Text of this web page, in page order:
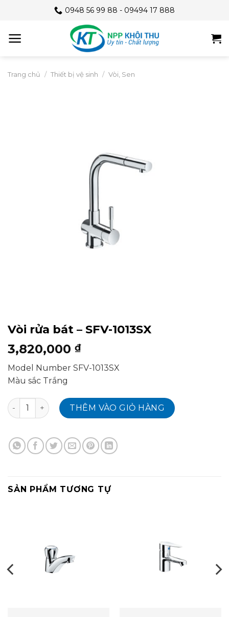
content
0948 56 99 88 - 09494 17 888
Trang chủ / Thiết bị vệ sinh / Vòi, Sen
Vòi rửa bát – SFV-1013SX
3,820,000 ₫
Model Number SFV-1013SX
Màu sắc Trắng
Vòi rửa bát - SFV-1013SX số lượng
THÊM VÀO GIỎ HÀNG
SẢN PHẨM TƯƠNG TỰ